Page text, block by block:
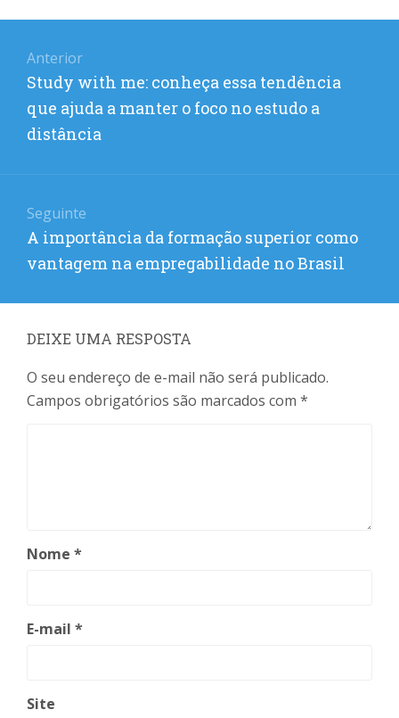
de
Post
Anterior
Post
anterior:
Study with me: conheça essa tendência
que ajuda a manter o foco no estudo a
distância
Seguinte
Próximo
post:
A importância da formação superior como
vantagem na empregabilidade no Brasil
DEIXE UMA RESPOSTA
O seu endereço de e-mail não será publicado.
Campos obrigatórios são marcados com *
Nome *
E-mail *
Site